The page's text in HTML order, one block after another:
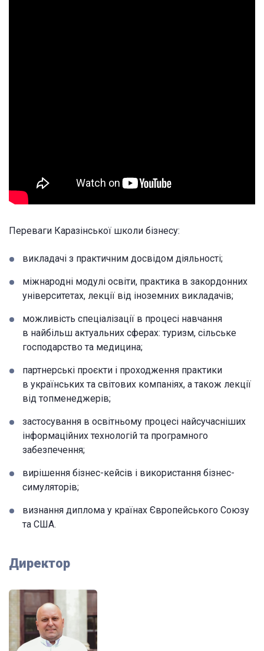
Переваги Каразінської школи бізнесу:
викладачі з практичним досвідом діяльності;
міжнародні модулі освіти, практика в закордонних
університетах, лекції від іноземних викладачів;
можливість спеціалізації в процесі навчання
в найбільш актуальних сферах: туризм, сільське
господарство та медицина;
партнерські проєкти і проходження практики
в українських та світових компаніях, а також лекції
від топменеджерів;
застосування в освітньому процесі найсучасніших
інформаційних технологій та програмного
забезпечення;
вирішення бізнес-кейсів і використання бізнес-
симуляторів;
визнання диплома у країнах Європейського Союзу
та США.
Директор